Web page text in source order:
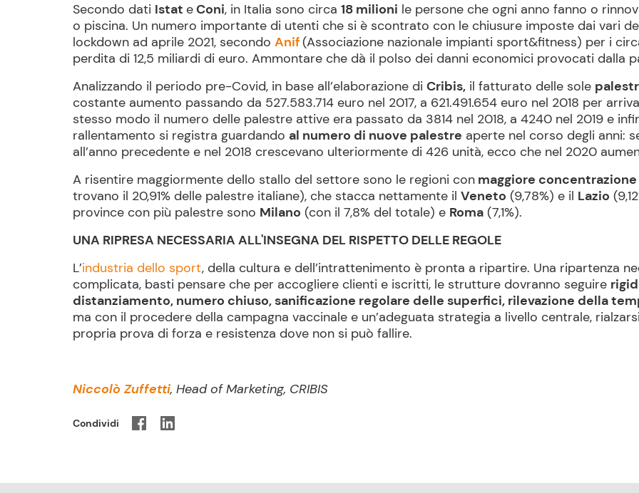
Secondo dati Istat eConi, in Italia sono circa 18 milioni le persone che ogni anno fanno o
o piscina. Un numero importante di utenti che si è scontrato con le chiusure imposte dai vari
lockdown ad aprile 2021, secondo Anif(Associazione nazionale impianti sport&fitness) per i
perdita di 12,5 miliardi di euro. Ammontare che dà il polso dei danni economici provocati dalla
Analizzando il periodo pre-Covid, in base all’elaborazione di Cribis, il fatturato delle sole
costante aumento passando da 527.583.714 euro nel 2017, a 621.491.654 euro nel 2018 per
stesso modo il numero delle palestre attive era passato da 3814 nel 2018, a 4240 nel 2019 e
rallentamento si registra guardando al numero di nuove palestre aperte nel corso degli anni:
all’anno precedente e nel 2018 crescevano ulteriormente di 426 unità, ecco che nel 2020
A risentire maggiormente dello stallo del settore sono le regioni con maggiore
trovano il 20,91% delle palestre italiane), che stacca nettamente il Veneto (9,78%) e il Lazio
province con più palestre sono Milano (con il 7,8% del totale) e Roma (7,1%).
UNA RIPRESA NECESSARIA ALL'INSEGNA DEL RISPETTO DELLE REGOLE
L’industria dello sport, della cultura e dell’intrattenimento è pronta a ripartire. Una ripartenza
complicata, basti pensare che per accogliere clienti e iscritti, le strutture dovranno seguire
distanziamento, numero chiuso, sanificazione regolare delle superfici, rilevazione della
ma con il procedere della campagna vaccinale e un’adeguata strategia a livello centrale,
propria prova di forza e resistenza dove non si può fallire.
Niccolò Zuffetti, Head of Marketing, CRIBIS
Condividi